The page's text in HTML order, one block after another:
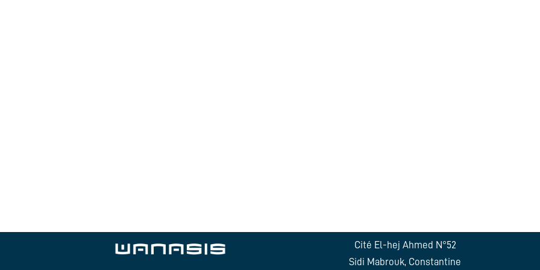
Cité El-hej Ahmed N°52
Sidi Mabrouk, Constantine